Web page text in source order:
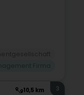
10,5 km 3